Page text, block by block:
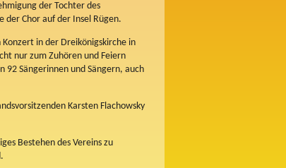
der Tochter des
der Chor auf der Insel Rügen.
in der Dreikönigskirche in
nur zum Zuhören und Feiern
92 Sängerinnen und Sängern, auch
Karsten Flachowsky
Bestehen des Vereins zu